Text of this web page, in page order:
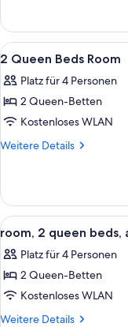
Bay
View
-
High
Floor
anzeigen
Room
with
Balcony
Bay
View
High
Floor
Alle
Fotos
für
2
Queen
Beds
5
2 Queen Beds Room
Platz für 4 Personen
2 Queen-Betten
Kostenloses WLAN
Weitere Details
Weitere
Queen
Beds
Room
Alle
Fotos
für
room,
2
queen
2
room, 2 queen beds,
Platz für 4 Personen
2 Queen-Betten
Kostenloses WLAN
Weitere Details
Weitere